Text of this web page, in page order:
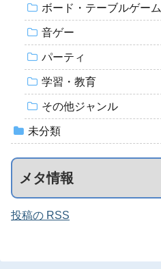
ボード・テーブルゲーム
音ゲー
パーティ
学習・教育
その他ジャンル
未分類
メタ情報
投稿の RSS